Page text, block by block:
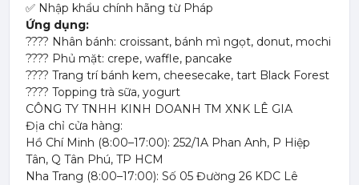
✅ Nhập khẩu chính hãng từ Pháp
Ứng dụng:
???? Nhân bánh: croissant, bánh mì ngọt, donut, mochi
???? Phủ mặt: crepe, waffle, pancake
???? Trang trí bánh kem, cheesecake, tart Black Forest
???? Topping trà sữa, yogurt
CÔNG TY TNHH KINH DOANH TM XNK LÊ GIA
Địa chỉ cửa hàng:
Hồ Chí Minh (8:00–17:00): 252/1A Phan Anh, P Hiệp
Tân, Q Tân Phú, TP HCM
Nha Trang (8:00–17:00): Số 05 Đường 26 KDC Lê